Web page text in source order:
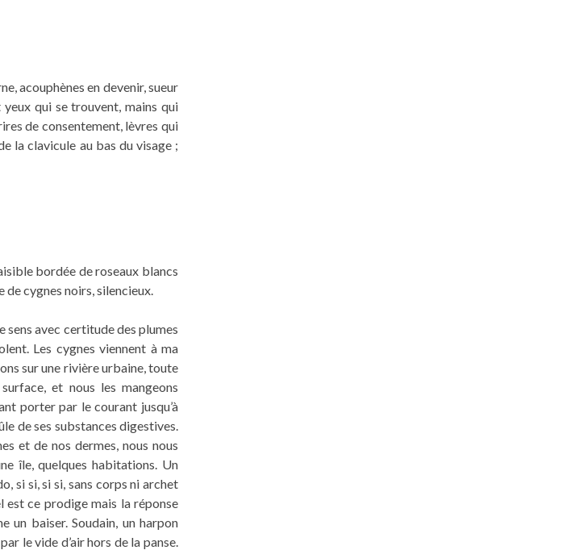
acouphènes en devenir, sueur
qui se trouvent, mains qui
de consentement, lèvres qui
la clavicule au bas du visage ;
bordée de roseaux blancs
cygnes noirs, silencieux.
sens avec certitude des plumes
Les cygnes viennent à ma
sur une rivière urbaine, toute
et nous les mangeons
porter par le courant jusqu’à
de ses substances digestives.
et de nos dermes, nous nous
île, quelques habitations. Un
si si, si si, sans corps ni archet
est ce prodige mais la réponse
un baiser. Soudain, un harpon
le vide d’air hors de la panse.